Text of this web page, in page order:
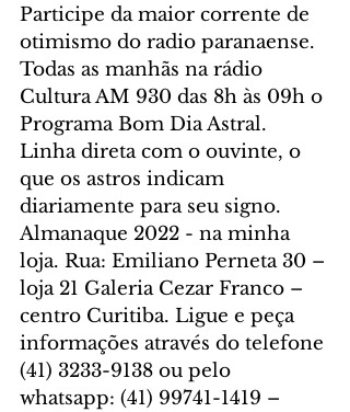
Participe da maior corrente de
otimismo do radio paranaense.
Todas as manhãs na rádio
Cultura AM 930 das 8h às 09h o
Programa Bom Dia Astral.
Linha direta com o ouvinte, o
que os astros indicam
diariamente para seu signo.
Almanaque 2022 - na minha
loja. Rua: Emiliano Perneta 30 –
loja 21 Galeria Cezar Franco –
centro Curitiba. Ligue e peça
informações através do telefone
(41) 3233-9138 ou pelo
whatsapp: (41) 99741-1419 –